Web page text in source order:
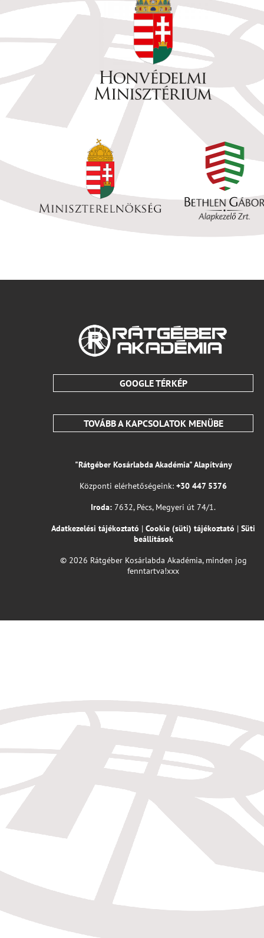
GOOGLE TÉRKÉP
TOVÁBB A KAPCSOLATOK MENÜBE
"Rátgéber Kosárlabda Akadémia" Alapítvány
Központi elérhetőségeink: +30 447 5376
Iroda: 7632, Pécs, Megyeri út 74/1.
Adatkezelési tájékoztató | Cookie (süti) tájékoztató | Süti
beállítások
© 2026 Rátgéber Kosárlabda Akadémia, minden jog
fenntartva!xxx